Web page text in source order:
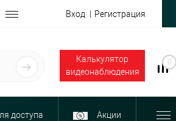
Вход Регистрация
Калькулятор
видеонаблюдения
0
доступа Акции